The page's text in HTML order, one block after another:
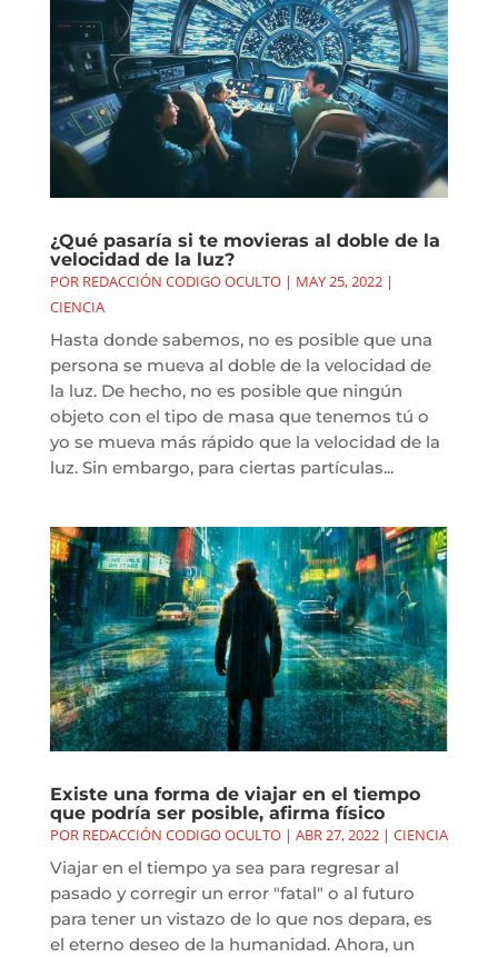
¿Qué pasaría si te movieras al doble de la
velocidad de la luz?
POR REDACCIÓN CODIGO OCULTO| MAY 25, 2022|
CIENCIA
Hasta donde sabemos, no es posible que una
persona se mueva al doble de la velocidad de
la luz. De hecho, no es posible que ningún
objeto con el tipo de masa que tenemos tú o
yo se mueva más rápido que la velocidad de la
luz. Sin embargo, para ciertas partículas...
Existe una forma de viajar en el tiempo
que podría ser posible, afirma físico
POR REDACCIÓN CODIGO OCULTO| ABR 27, 2022| CIENCIA
Viajar en el tiempo ya sea para regresar al
pasado y corregir un error "fatal" o al futuro
para tener un vistazo de lo que nos depara, es
el eterno deseo de la humanidad. Ahora, un